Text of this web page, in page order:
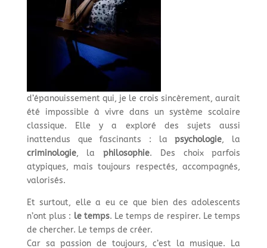
d’épanouissement qui, je le crois sincèrement, aurait
été impossible à vivre dans un système scolaire
classique. Elle y a exploré des sujets aussi
inattendus que fascinants : lapsychologie, la
criminologie, laphilosophie. Des choix parfois
atypiques, mais toujours respectés, accompagnés,
valorisés.
Et surtout, elle a eu ce que bien des adolescents
n’ont plus : le temps. Le temps de respirer. Le temps
de chercher. Le temps de créer.
Car sa passion de toujours, c’est la musique. La